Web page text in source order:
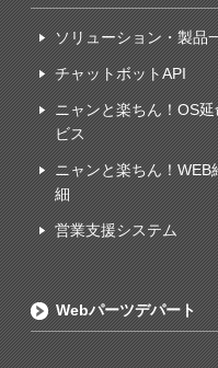
ソリューション・製品
チャットボットAPI
ニャンと楽ちん！OS
ビス
ニャンと楽ちん！WEB
細
営業支援システム
Webパーツデパート